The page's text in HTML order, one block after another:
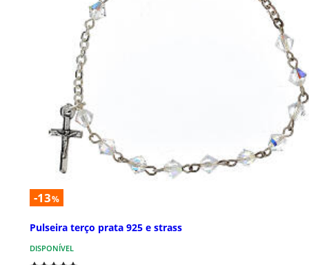
-13%
Pulseira terço prata 925 e strass
DISPONÍVEL